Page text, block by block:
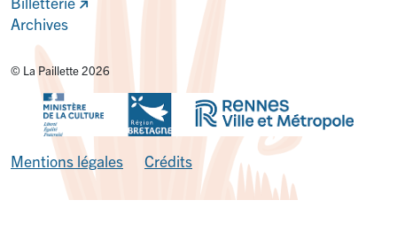
Archives
© La Paillette 2026
Mentions légales Crédits